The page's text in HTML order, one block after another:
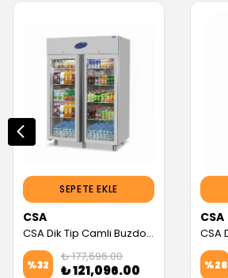
SEPETE EKLE
CSA
CSA Dik Tip Camlı Buzdolabı, Çift Kapılı, 304 Kalite (CS.DBNK.1400.C) (Servis Garantili)
%32
₺ 177,696.00
₺ 121,096.00
CSA
%26